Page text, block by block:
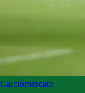
Calciomercato